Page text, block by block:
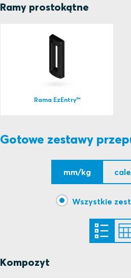
Ramy prostokątne
Rama EzEntry™
Gotowe zestawy
mm/kg
Wszystkie
Kompozyt